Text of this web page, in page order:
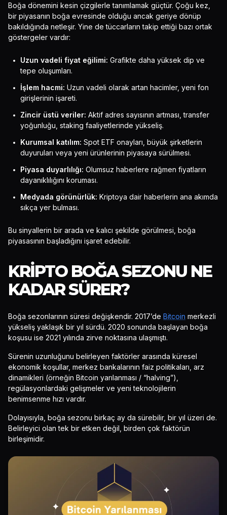
Boğa dönemini kesin çizgilerle tanımlamak güçtür. Çoğu kez,
bir piyasanın boğa evresinde olduğu ancak geriye dönüp
bakıldığında netleşir. Yine de tüccarların takip ettiği bazı ortak
göstergeler vardır:
Uzun vadeli fiyat eğilimi: Grafikte daha yüksek dip ve
tepe oluşumları.
İşlem hacmi: Uzun vadeli olarak artan hacimler, yeni fon
girişlerinin işareti.
Zincir üstü veriler: Aktif adres sayısının artması, transfer
yoğunluğu, staking faaliyetlerinde yükseliş.
Kurumsal katılım: Spot ETF onayları, büyük şirketlerin
duyuruları veya yeni ürünlerinin piyasaya sürülmesi.
Piyasa duyarlılığı: Olumsuz haberlere rağmen fiyatların
dayanıklılığını koruması.
Medyada görünürlük: Kriptoya dair haberlerin ana akımda
sıkça yer bulması.
Bu sinyallerin bir arada ve kalıcı şekilde görülmesi, boğa
piyasasının başladığını işaret edebilir.
KRIPTO BOĞA SEZONU NE
KADAR SÜRER?
Boğa sezonlarının süresi değişkendir. 2017’de Bitcoin merkezli
yükseliş yaklaşık bir yıl sürdü. 2020 sonunda başlayan boğa
koşusu ise 2021 yılında zirve noktasına ulaşmıştı.
Sürenin uzunluğunu belirleyen faktörler arasında küresel
ekonomik koşullar, merkez bankalarının faiz politikaları, arz
dinamikleri (örneğin Bitcoin yarılanması / “halving”),
regülasyonlardaki gelişmeler ve yeni teknolojilerin
benimsenme hızı vardır.
Dolayısıyla, boğa sezonu birkaç ay da sürebilir, bir yıl üzeri de.
Belirleyici olan tek bir etken değil, birden çok faktörün
birleşimidir.